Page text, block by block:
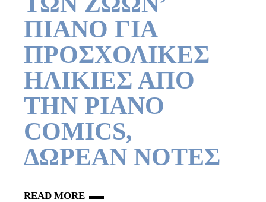
ΠΙΑΝΟ ΓΙΑ
ΠΡΟΣΧΟΛΙΚΕΣ
ΗΛΙΚΙΕΣ ΑΠΟ
ΤΗΝ PIANO
COMICS,
ΔΩΡΕΑΝ ΝΟΤΕΣ
READ MORE